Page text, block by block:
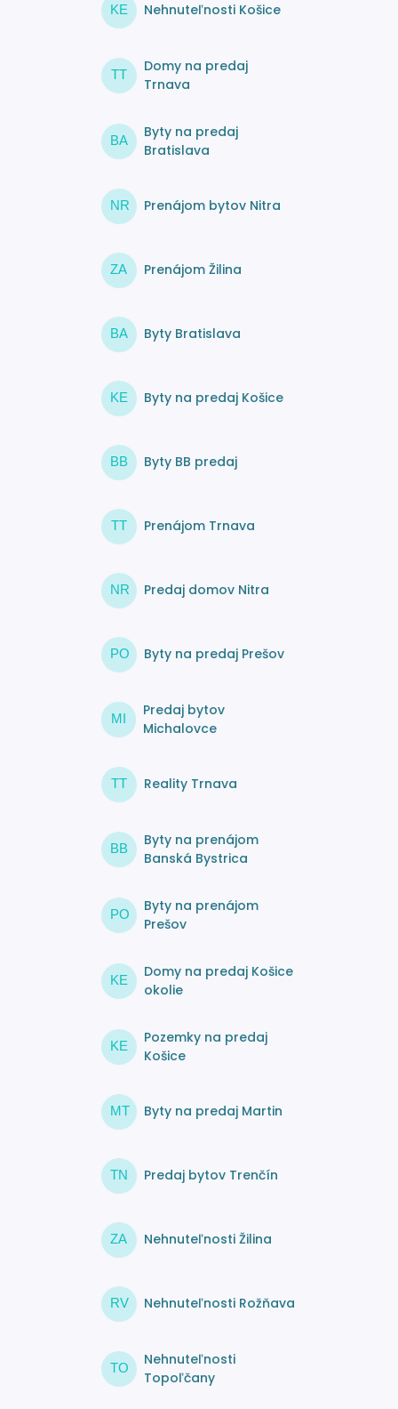
KE Nehnuteľnosti Košice
TT
Domy na predaj
Trnava
BA
Byty na predaj
Bratislava
NR Prenájom bytov Nitra
ZA Prenájom Žilina
BA Byty Bratislava
KE Byty na predaj Košice
BB Byty BB predaj
TT Prenájom Trnava
NR Predaj domov Nitra
PO Byty na predaj Prešov
MI
Predaj bytov
Michalovce
TT Reality Trnava
BB
Byty na prenájom
Banská Bystrica
PO
Byty na prenájom
Prešov
KE
Domy na predaj Košice
okolie
KE
Pozemky na predaj
Košice
MT Byty na predaj Martin
TN Predaj bytov Trenčín
ZA Nehnuteľnosti Žilina
RV Nehnuteľnosti Rožňava
TO
Nehnuteľnosti
Topoľčany